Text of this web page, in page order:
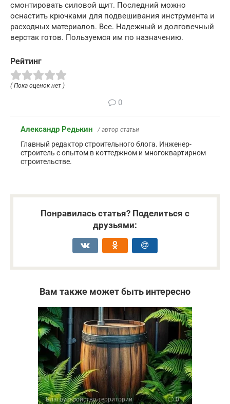
смонтировать силовой щит. Последний можно
оснастить крючками для подвешивания инструмента и
расходных материалов. Все. Надежный и долговечный
верстак готов. Пользуемся им по назначению.
Рейтинг
( Пока оценок нет )
0
Александр Редькин / автор статьи
Главный редактор строительного блога. Инженер-
строитель с опытом в коттеджном и многоквартирном
строительстве.
Понравилась статья? Поделиться с
друзьями:
Вам также может быть интересно
Благоустройство территории 0